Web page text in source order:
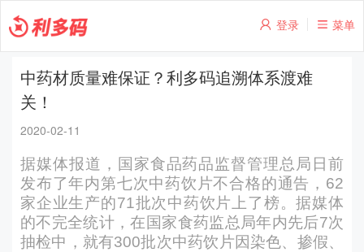
菜单
登录
中药材质量难保证？利多码追溯体系渡难
关！
2020-02-11
据媒体报道，国家食品药品监督管理总局日前
发布了年内第七次中药饮片不合格的通告，62
家企业生产的71批次中药饮片上了榜。据媒体
的不完全统计，在国家食药监总局年内先后7次
抽检中，就有300批次中药饮片因染色、掺假、